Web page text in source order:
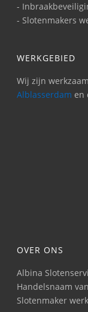
-
- Slotenmakers
WERKGEBIED
Wij zijn
Alblasserdam en
OVER ONS
Albina
Handelsnaam
Slotenmaker